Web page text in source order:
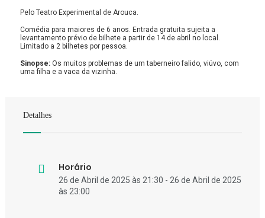
Pelo Teatro Experimental de Arouca.
Comédia para maiores de 6 anos. Entrada gratuita sujeita a
levantamento prévio de bilhete a partir de 14 de abril no local.
Limitado a 2 bilhetes por pessoa.
Sinopse: Os muitos problemas de um taberneiro falido, viúvo, com
uma filha e a vaca da vizinha.
Detalhes
Horário
26 de Abril de 2025 às 21:30 - 26 de Abril de 2025
às 23:00